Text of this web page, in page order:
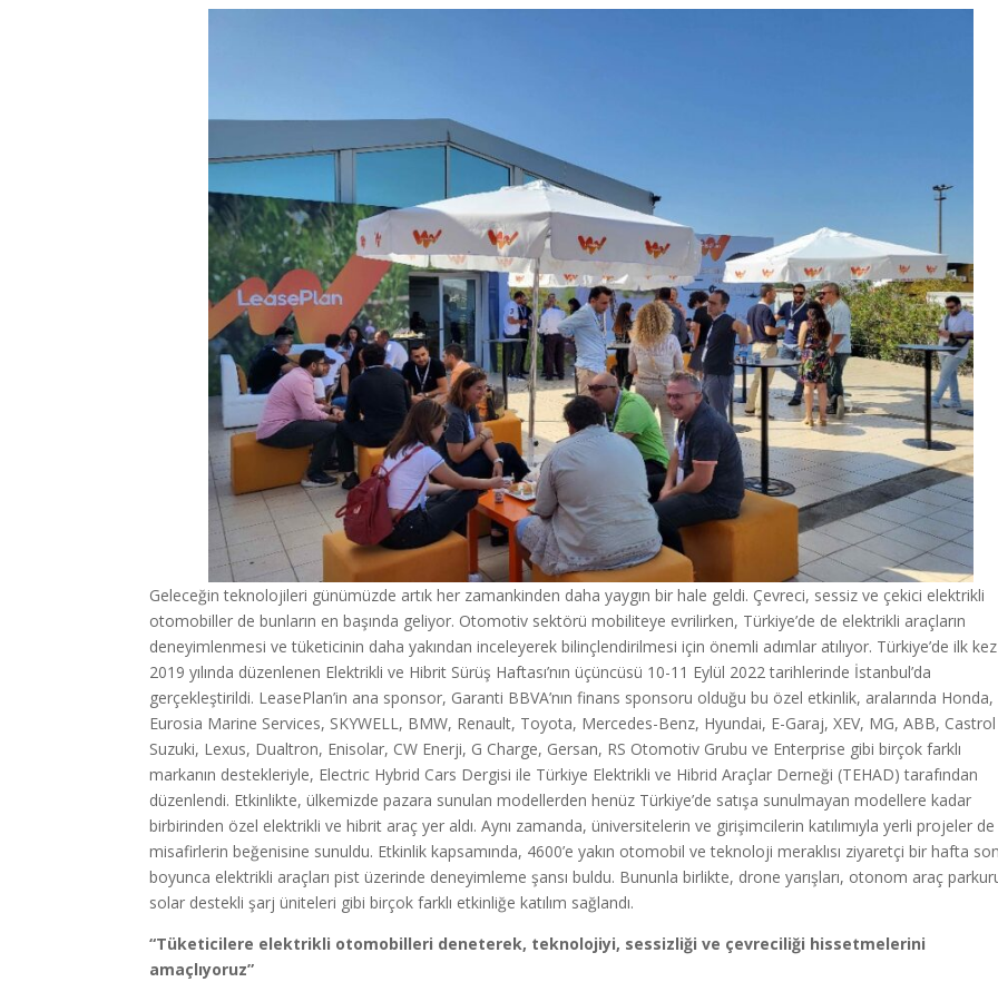
Geleceğin teknolojileri günümüzde artık her zamankinden daha yaygın bir hale geldi. Çevreci, sessiz ve çekici elektrikli
otomobiller de bunların en başında geliyor. Otomotiv sektörü mobiliteye evrilirken, Türkiye’de de elektrikli araçların
deneyimlenmesi ve tüketicinin daha yakından inceleyerek bilinçlendirilmesi için önemli adımlar atılıyor. Türkiye’de ilk kez
2019 yılında düzenlenen Elektrikli ve Hibrit Sürüş Haftası’nın üçüncüsü 10-11 Eylül 2022 tarihlerinde İstanbul’da
gerçekleştirildi. LeasePlan’in ana sponsor, Garanti BBVA’nın finans sponsoru olduğu bu özel etkinlik, aralarında Honda,
Eurosia Marine Services, SKYWELL, BMW, Renault, Toyota, Mercedes-Benz, Hyundai, E-Garaj, XEV, MG, ABB,
Suzuki, Lexus, Dualtron, Enisolar, CW Enerji, G Charge, Gersan, RS Otomotiv Grubu ve Enterprise gibi birçok farklı
markanın destekleriyle, Electric Hybrid Cars Dergisi ile Türkiye Elektrikli ve Hibrid Araçlar Derneği (TEHAD) tarafından
düzenlendi. Etkinlikte, ülkemizde pazara sunulan modellerden henüz Türkiye’de satışa sunulmayan modellere kadar
birbirinden özel elektrikli ve hibrit araç yer aldı. Aynı zamanda, üniversitelerin ve girişimcilerin katılımıyla yerli projeler de
misafirlerin beğenisine sunuldu. Etkinlik kapsamında, 4600’e yakın otomobil ve teknoloji meraklısı ziyaretçi bir hafta
boyunca elektrikli araçları pist üzerinde deneyimleme şansı buldu. Bununla birlikte, drone yarışları, otonom araç
solar destekli şarj üniteleri gibi birçok farklı etkinliğe katılım sağlandı.
“Tüketicilere elektrikli otomobilleri deneterek, teknolojiyi, sessizliği ve çevreciliği hissetmelerini
amaçlıyoruz”